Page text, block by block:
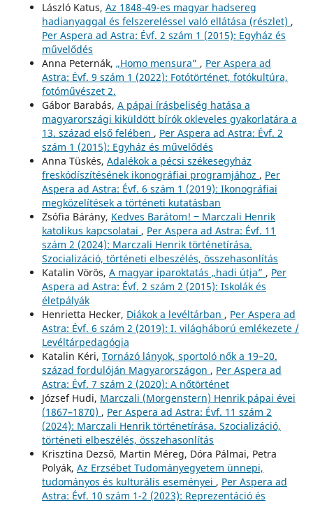
László Katus, Az 1848-49-es magyar hadsereg
hadianyaggal és felszereléssel való ellátása (részlet) ,
Per Aspera ad Astra: Évf. 2 szám 1 (2015): Egyház és
művelődés
Anna Peternák, „Homo mensura” , Per Aspera ad
Astra: Évf. 9 szám 1 (2022): Fotótörténet, fotókultúra,
fotóművészet 2.
Gábor Barabás, A pápai írásbeliség hatása a
magyarországi kiküldött bírók okleveles gyakorlatára a
13. század első felében , Per Aspera ad Astra: Évf. 2
szám 1 (2015): Egyház és művelődés
Anna Tüskés, Adalékok a pécsi székesegyház
freskódíszítésének ikonográfiai programjához , Per
Aspera ad Astra: Évf. 6 szám 1 (2019): Ikonográfiai
megközelítések a történeti kutatásban
Zsófia Bárány, Kedves Barátom! ‒ Marczali Henrik
katolikus kapcsolatai , Per Aspera ad Astra: Évf. 11
szám 2 (2024): Marczali Henrik történetírása.
Szocializáció, történeti elbeszélés, összehasonlítás
Katalin Vörös, A magyar iparoktatás „hadi útja” , Per
Aspera ad Astra: Évf. 2 szám 2 (2015): Iskolák és
életpályák
Henrietta Hecker, Diákok a levéltárban , Per Aspera ad
Astra: Évf. 6 szám 2 (2019): I. világháború emlékezete /
Levéltárpedagógia
Katalin Kéri, Tornázó lányok, sportoló nők a 19–20.
század fordulóján Magyarországon , Per Aspera ad
Astra: Évf. 7 szám 2 (2020): A nőtörténet
József Hudi, Marczali (Morgenstern) Henrik pápai évei
(1867–1870) , Per Aspera ad Astra: Évf. 11 szám 2
(2024): Marczali Henrik történetírása. Szocializáció,
történeti elbeszélés, összehasonlítás
Krisztina Dezső, Martin Méreg, Dóra Pálmai, Petra
Polyák, Az Erzsébet Tudományegyetem ünnepi,
tudományos és kulturális eseményei , Per Aspera ad
Astra: Évf. 10 szám 1-2 (2023): Reprezentáció és